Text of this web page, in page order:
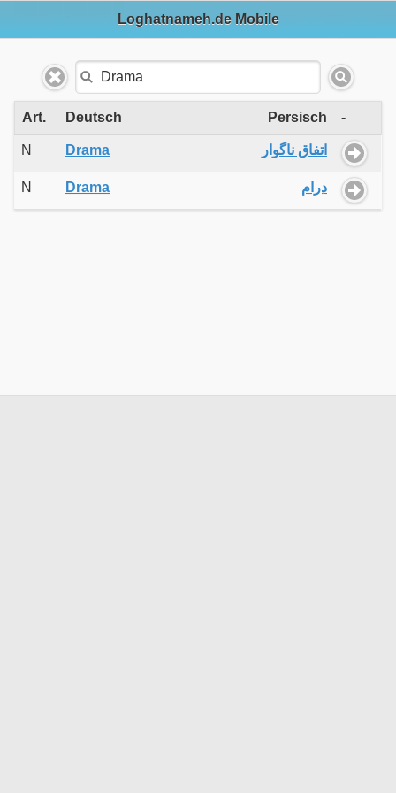
Loghatnameh.de Mobile
Art. Deutsch Persisch -
N Drama اتفاق ناگوار
N Drama درام